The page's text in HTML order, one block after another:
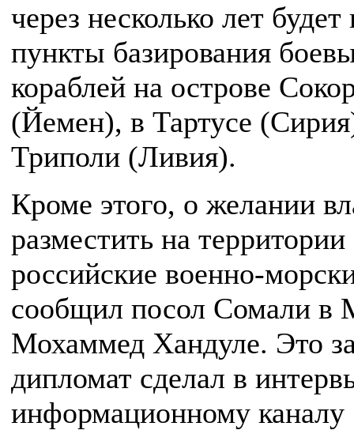
через несколько лет будет
пункты базирования
кораблей на острове
(Йемен), в Тартусе
Триполи (Ливия).
Кроме этого, о желании
разместить на
российские военно-
сообщил посол Сомали в
Мохаммед Хандуле. Это
дипломат сделал в
информационному каналу